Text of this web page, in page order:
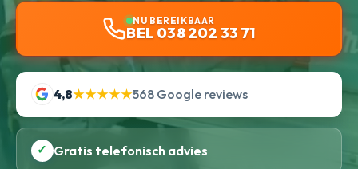
NU BEREIKBAAR
BEL 038 202 33 71
4,8★★★★★568 Google reviews
✓ Gratis telefonisch advies